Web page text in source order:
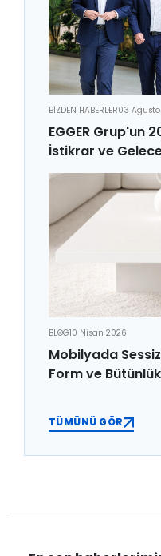
BİZDEN HABERLER03
EGGER Grup'un
İstikrar ve
BLOG10 Nisan 2026
Mobilyada
Form ve
TÜMÜNÜ GÖR